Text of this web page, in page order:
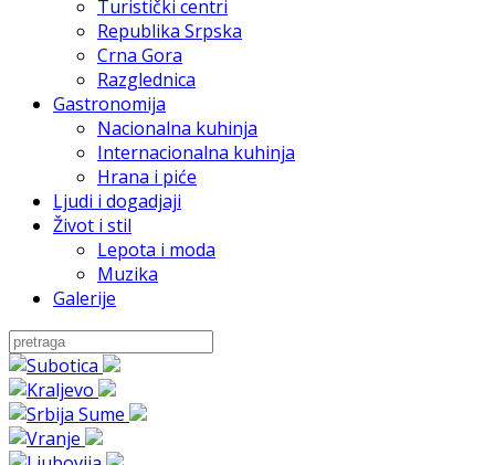
Turistički centri
Republika Srpska
Crna Gora
Razglednica
Gastronomija
Nacionalna kuhinja
Internacionalna kuhinja
Hrana i piće
Ljudi i dogadjaji
Život i stil
Lepota i moda
Muzika
Galerije